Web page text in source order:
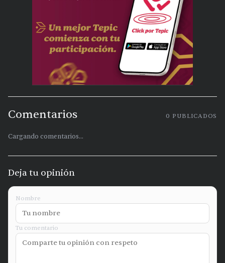
Comentarios 0 PUBLICADOS
Cargando comentarios...
Deja tu opinión
Nombre
Tu comentario